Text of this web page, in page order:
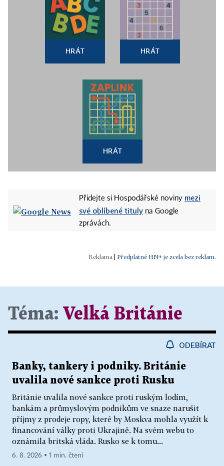
HRÁT HRÁT
HRÁT
Přidejte si Hospodářské noviny mezi
své oblíbené tituly na Google
zprávách.
Předplatné HN+ je zcela bez reklam.
Téma: Velká Británie
ODEBÍRAT
Banky, tankery i podniky. Británie
uvalila nové sankce proti Rusku
Británie uvalila nové sankce proti ruským lodím,
bankám a průmyslovým podnikům ve snaze narušit
příjmy z prodeje ropy, které by Moskva mohla využít k
financování války proti Ukrajině. Na svém webu to
oznámila britská vláda. Rusko se k tomu...
6. 8. 2026 ▪ 1 min. čtení